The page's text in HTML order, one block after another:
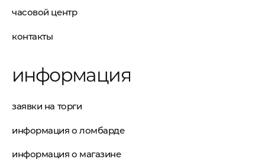
часовой центр
контакты
информация
заявки на торги
информация о ломбарде
информация о магазине